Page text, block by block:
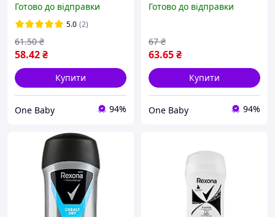
Готово до відправки
5.0 (2)
58.42₴
61.50 ₴
Купити
One Baby 94%
Готово до відправки
63.65₴
67 ₴
Купити
One Baby 94%